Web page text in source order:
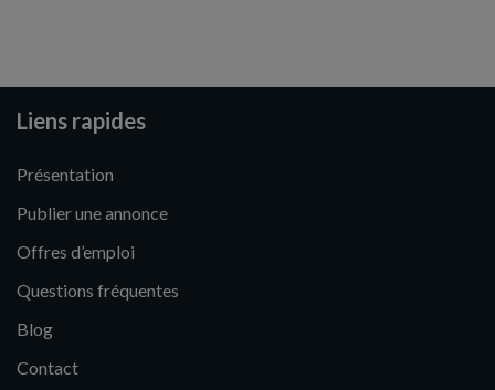
Liens rapides
Présentation
Publier une annonce
Offres d’emploi
Questions fréquentes
Blog
Contact